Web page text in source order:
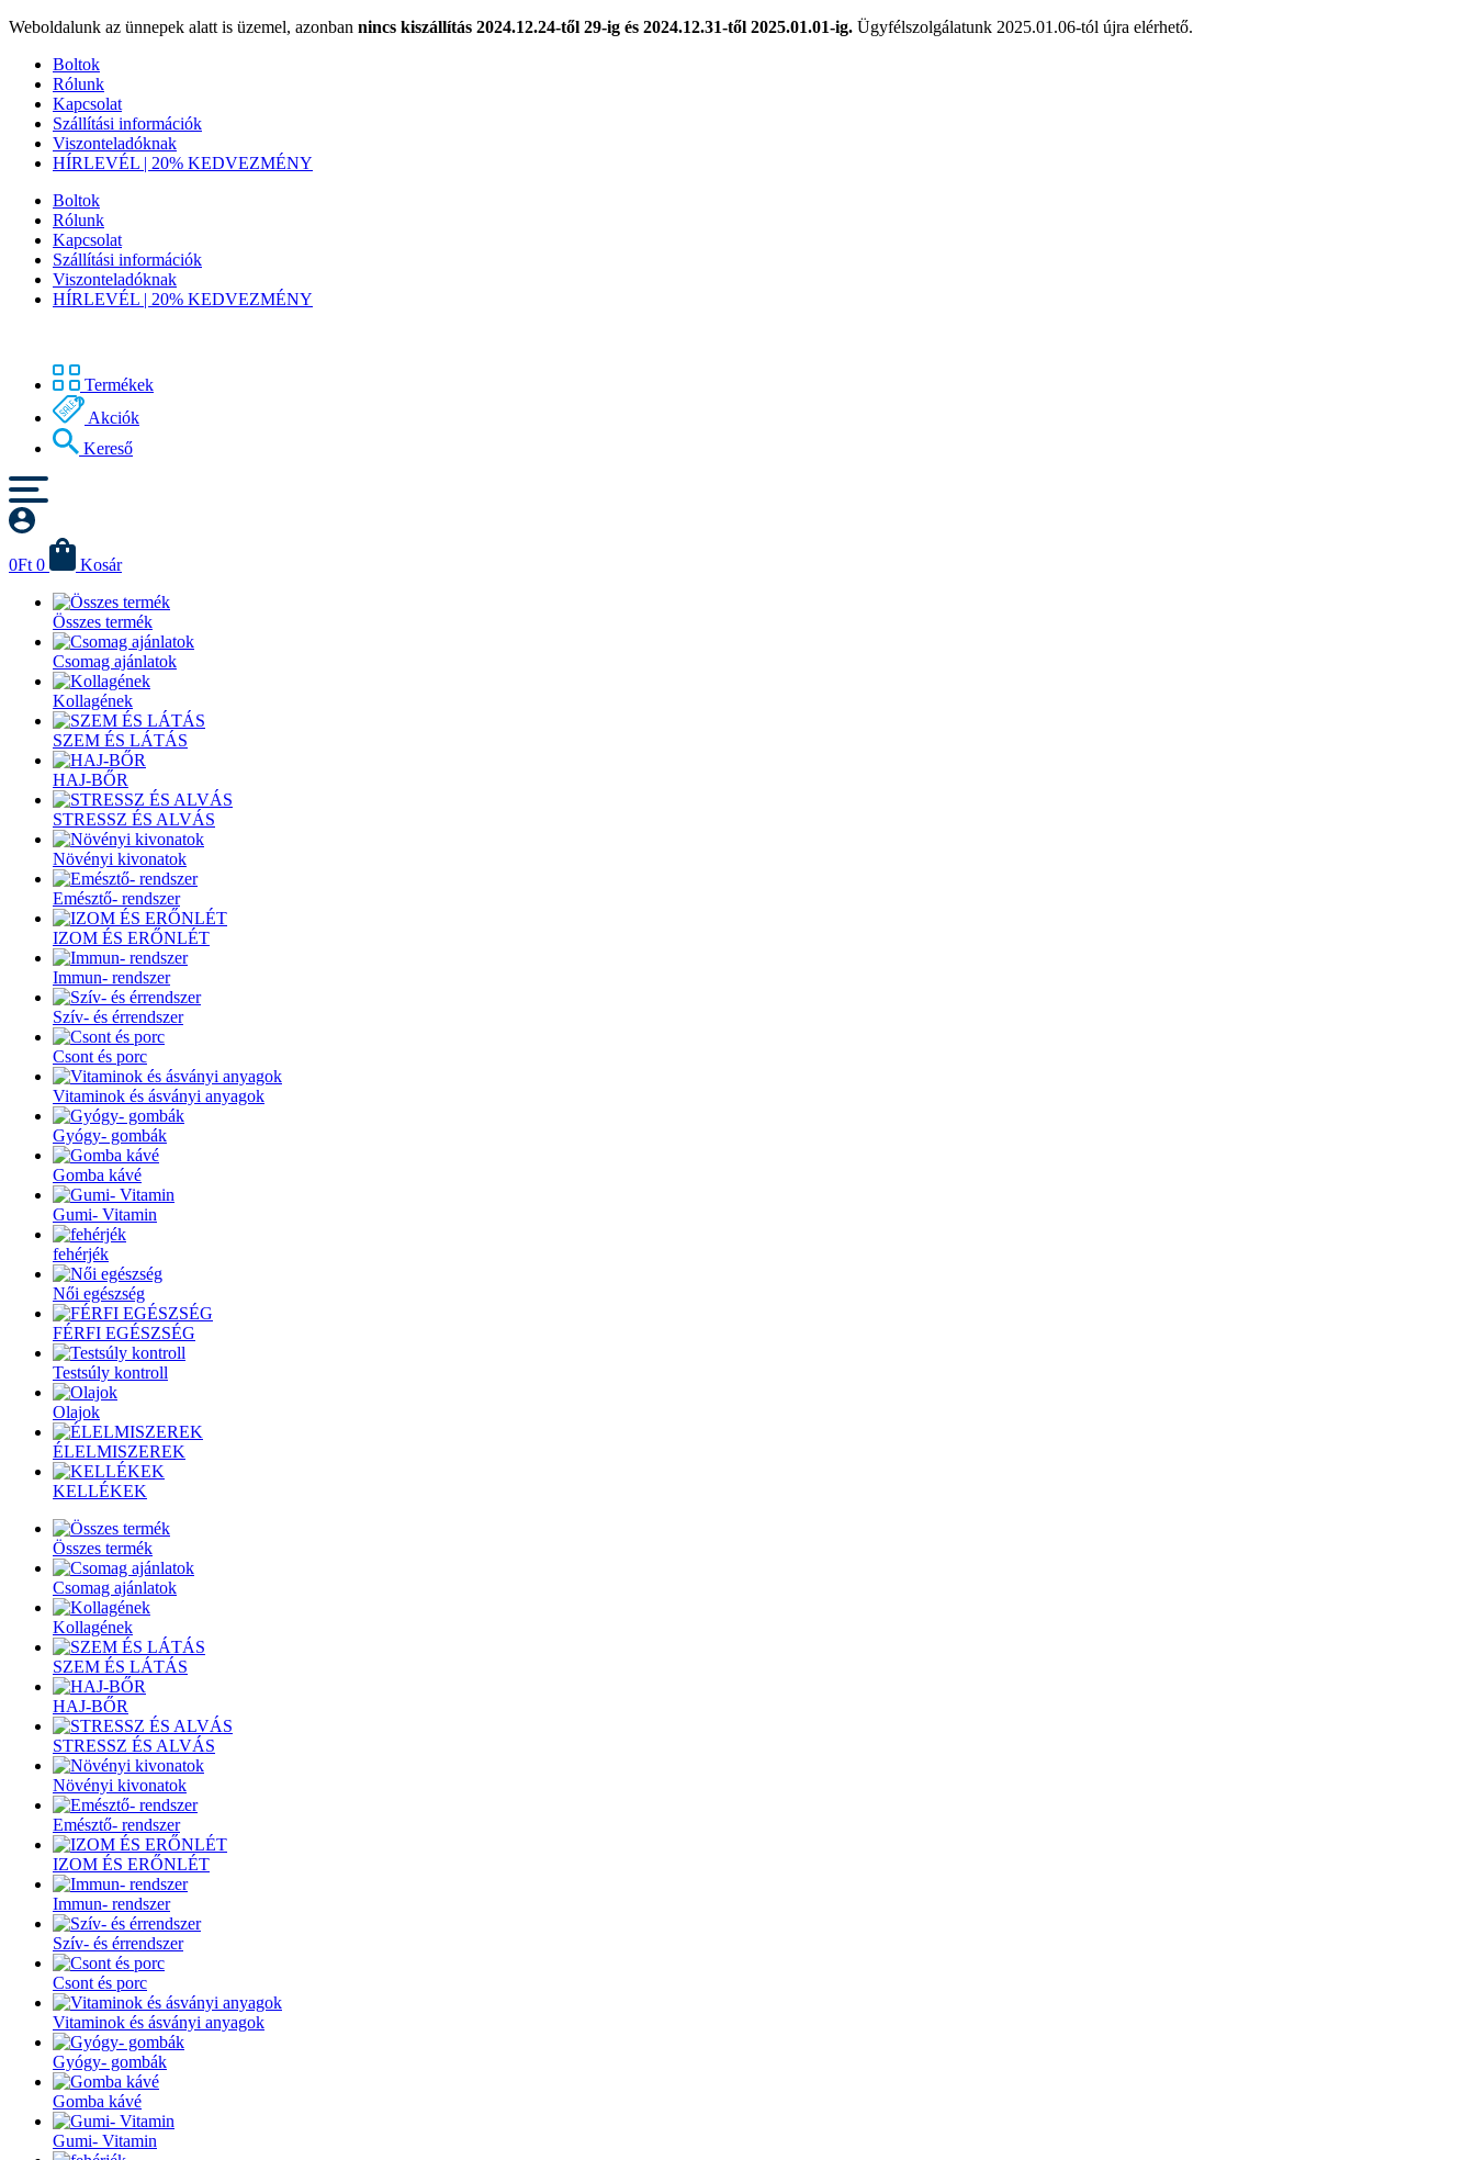
Weboldalunk az ünnepek alatt is üzemel, azonban nincs kiszállítás 2024.12.24-től 29-ig és 2024.12.31-től 2025.01.01-ig. Ügyfélszolgálatunk 2025.01.06-tól újra elérhető.
Boltok
Rólunk
Kapcsolat
Szállítási információk
Viszonteladóknak
HÍRLEVÉL | 20% KEDVEZMÉNY
Boltok
Rólunk
Kapcsolat
Szállítási információk
Viszonteladóknak
HÍRLEVÉL | 20% KEDVEZMÉNY
Termékek
Akciók
Kereső
0Ft 0 Kosár
Összes termék
Csomag ajánlatok
Kollagének
SZEM ÉS LÁTÁS
HAJ-BŐR
STRESSZ ÉS ALVÁS
Növényi kivonatok
Emésztő- rendszer
IZOM ÉS ERŐNLÉT
Immun- rendszer
Szív- és érrendszer
Csont és porc
Vitaminok és ásványi anyagok
Gyógy- gombák
Gomba kávé
Gumi- Vitamin
fehérjék
Női egészség
FÉRFI EGÉSZSÉG
Testsúly kontroll
Olajok
ÉLELMISZEREK
KELLÉKEK
Összes termék
Csomag ajánlatok
Kollagének
SZEM ÉS LÁTÁS
HAJ-BŐR
STRESSZ ÉS ALVÁS
Növényi kivonatok
Emésztő- rendszer
IZOM ÉS ERŐNLÉT
Immun- rendszer
Szív- és érrendszer
Csont és porc
Vitaminok és ásványi anyagok
Gyógy- gombák
Gomba kávé
Gumi- Vitamin